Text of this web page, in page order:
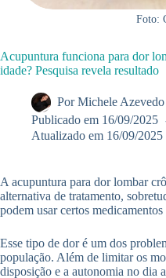
Foto:
Acupuntura funciona para dor
idade? Pesquisa revela resultado
Por Michele Azevedo
Publicado em 16/09/2025
Atualizado em 16/09/2025
A acupuntura para dor lombar
alternativa de tratamento,
podem usar certos
Esse tipo de dor é um dos
população. Além de limitar os
disposição e a autonomia no dia